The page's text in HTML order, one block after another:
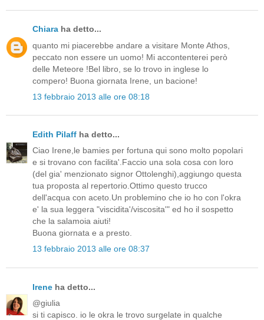
Chiara ha detto...
quanto mi piacerebbe andare a visitare Monte Athos,
peccato non essere un uomo! Mi accontenterei però
delle Meteore !Bel libro, se lo trovo in inglese lo
compero! Buona giornata Irene, un bacione!
13 febbraio 2013 alle ore 08:18
Edith Pilaff ha detto...
Ciao Irene,le bamies per fortuna qui sono molto popolari
e si trovano con facilita'.Faccio una sola cosa con loro
(del gia' menzionato signor Ottolenghi),aggiungo questa
tua proposta al repertorio.Ottimo questo trucco
dell'acqua con aceto.Un problemino che io ho con l'okra
e' la sua leggera "viscidita'/viscosita'" ed ho il sospetto
che la salamoia aiuti!
Buona giornata e a presto.
13 febbraio 2013 alle ore 08:37
Irene ha detto...
@giulia
si ti capisco. io le okra le trovo surgelate in qualche